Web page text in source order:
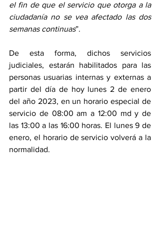
el fin de que el servicio que otorga a la
ciudadanía no se vea afectado las dos
semanas continuas”.
De esta forma, dichos servicios
judiciales, estarán habilitados para las
personas usuarias internas y externas a
partir del día de hoy lunes 2 de enero
del año 2023, en un horario especial de
servicio de 08:00 am a 12:00 md y de
las 13:00 a las 16:00 horas. El lunes 9 de
enero, el horario de servicio volverá a la
normalidad.